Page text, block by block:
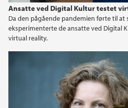
Ansatte ved Digital Kultur testet
Da den pågående pandemien førte til
eksperimenterte de ansatte ved Digital
virtual reality.